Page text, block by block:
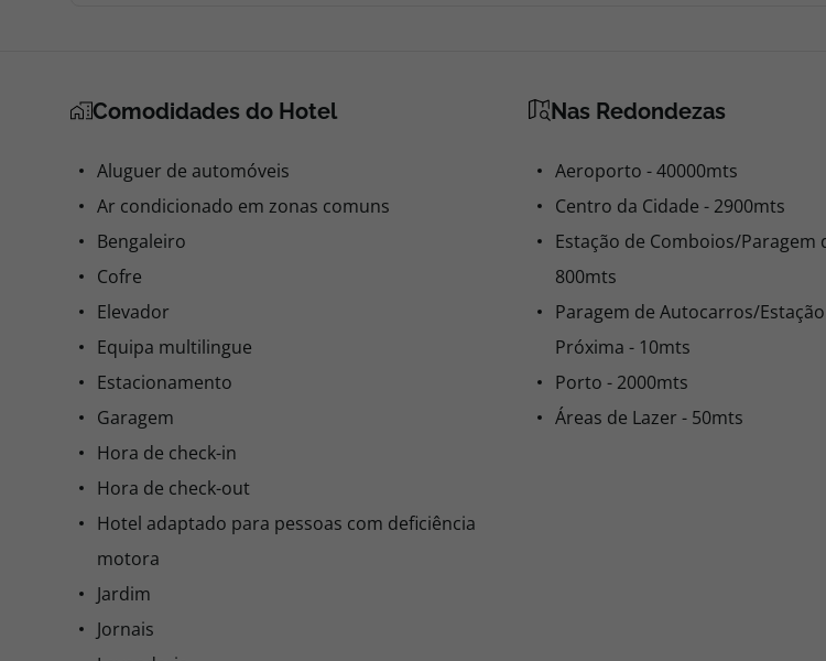
Comodidades do Hotel
Aluguer de automóveis
Ar condicionado em zonas comuns
Bengaleiro
Cofre
Elevador
Equipa multilingue
Estacionamento
Garagem
Hora de check-in
Hora de check-out
Hotel adaptado para pessoas com deficiência
motora
Jardim
Jornais
Nas Redondezas
Aeroporto - 40000mts
Centro da Cidade - 2900mts
Estação de Comboios/Paragem
800mts
Paragem de Autocarros/
Próxima - 10mts
Porto - 2000mts
Áreas de Lazer - 50mts